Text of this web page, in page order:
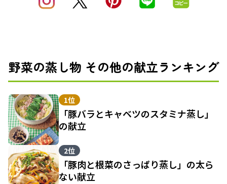
野菜の蒸し物 その他の献立ランキング
1位
「豚バラとキャベツのスタミナ蒸し」
の献立
2位
「豚肉と根菜のさっぱり蒸し」の太ら
ない献立